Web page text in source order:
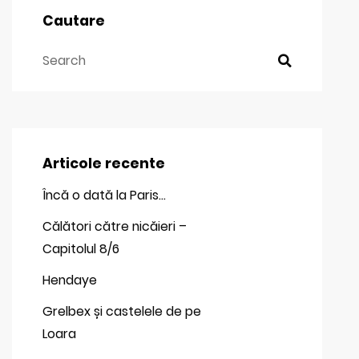
Cautare
Articole recente
Încă o dată la Paris…
Călători către nicăieri –
Capitolul 8/6
Hendaye
Grelbex și castelele de pe
Loara